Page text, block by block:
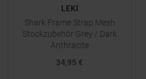
LEKI
Shark Frame Strap Mesh
Stockzubehör Grey / Dark
Anthracite
34,95 €